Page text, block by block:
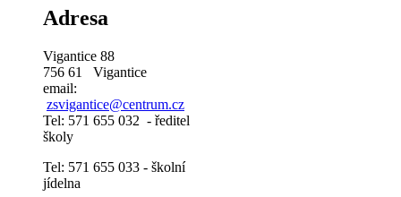
Adresa
Vigantice 88
756 61 Vigantice
email:
zsvigantice@centrum.cz
Tel: 571 655 032 - ředitel
školy
Tel: 571 655 033 - školní
jídelna